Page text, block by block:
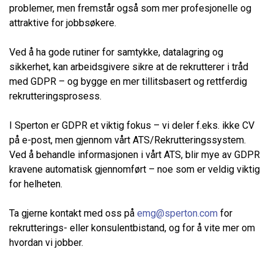
problemer, men fremstår også som mer profesjonelle og
attraktive for jobbsøkere.
Ved å ha gode rutiner for samtykke, datalagring og
sikkerhet, kan arbeidsgivere sikre at de rekrutterer i tråd
med GDPR – og bygge en mer tillitsbasert og rettferdig
rekrutteringsprosess.
I Sperton er GDPR et viktig fokus – vi deler f.eks. ikke CV
på e-post, men gjennom vårt ATS/Rekrutteringssystem.
Ved å behandle informasjonen i vårt ATS, blir mye av GDPR
kravene automatisk gjennomført – noe som er veldig viktig
for helheten.
Ta gjerne kontakt med oss på emg@sperton.com for
rekrutterings- eller konsulentbistand, og for å vite mer om
hvordan vi jobber.